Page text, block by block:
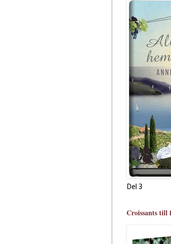
Del 3
Croissants till